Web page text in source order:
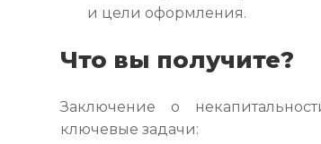
и цели оформления.
Что вы получите?
Заключение о
ключевые задачи: